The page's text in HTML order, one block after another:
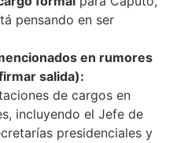
pensando en ser
en rumores
salida):
de cargos en
incluyendo el Jefe de
presidenciales y